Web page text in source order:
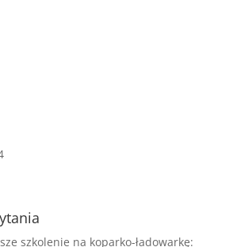
szkolenie na koparko-ładowarkę: